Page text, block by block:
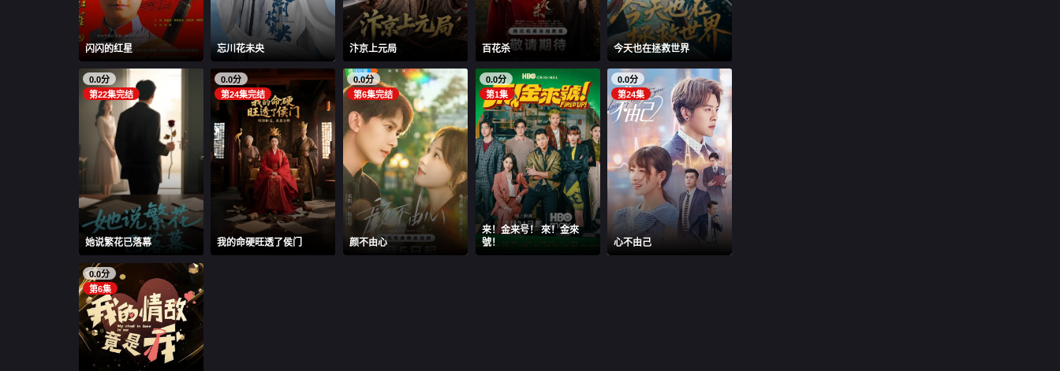
闪闪的红星 忘川花未央 汴京上元局 百花杀 今天也在拯救世界
0.0分
第22集完结
她说繁花已落幕
0.0分
第24集完结
我的命硬旺透了侯门
0.0分
第6集完结
颜不由心
0.0分
第1集
来！金来号！ 來！金來
號！
0.0分
第24集
心不由己
0.0分
第6集